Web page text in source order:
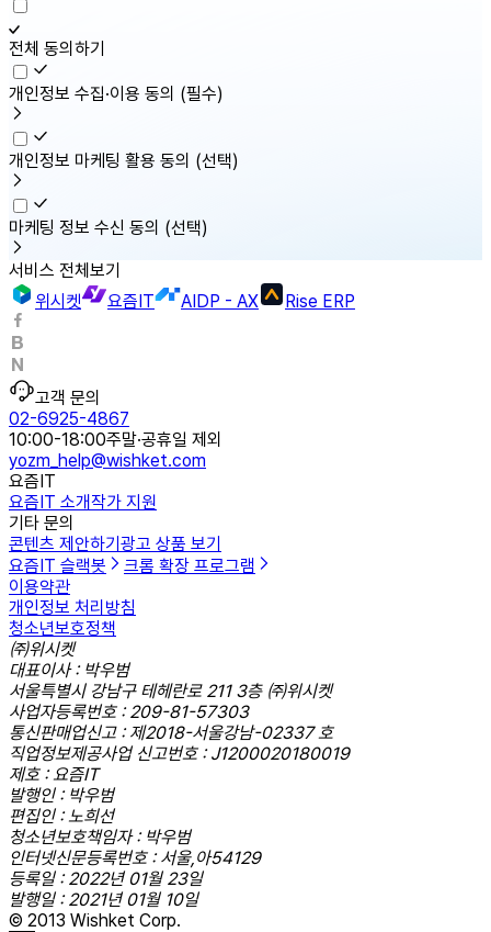
전체 동의하기
개인정보 수집·이용 동의 (필수)
개인정보 마케팅 활용 동의 (선택)
마케팅 정보 수신 동의 (선택)
서비스 전체보기
위시켓
요즘IT AIDP - AX Rise ERP
고객 문의
02-6925-4867
10:00-18:00주말·공휴일 제외
yozm_help@wishket.com
요즘IT
요즘IT 소개작가 지원
기타 문의
콘텐츠 제안하기광고 상품 보기
요즘IT 슬랙봇
크롬 확장 프로그램
이용약관
개인정보 처리방침
청소년보호정책
㈜위시켓
대표이사 : 박우범
서울특별시 강남구 테헤란로 211 3층 ㈜위시켓
사업자등록번호 : 209-81-57303
통신판매업신고 : 제2018-서울강남-02337 호
직업정보제공사업 신고번호 : J1200020180019
제호 : 요즘IT
발행인 : 박우범
편집인 : 노희선
청소년보호책임자 : 박우범
인터넷신문등록번호 : 서울,아54129
등록일 : 2022년 01월 23일
발행일 : 2021년 01월 10일
© 2013 Wishket Corp.